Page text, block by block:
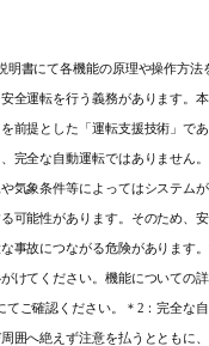
明書にて各機能の原理や操作方法
全運転を行う義務があります。
前提とした「運転支援技術」で
完全な自動運転ではありません
気象条件等によってはシステム
可能性があります。そのため、
事故につながる危険があります
けてください。機能についての詳
てご確認ください。＊2：完全な
囲へ絶えず注意を払うとともに